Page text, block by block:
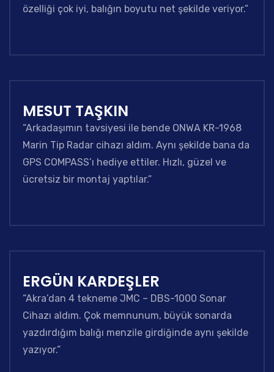
özelliği çok iyi, balığın boyutu net şekilde veriyor.”
MESUT TAŞKIN
“Arkadaşımın tavsiyesi ile bende ONWA KR-1968
Marin Tip Radar cihazı aldım. Aynı şekilde bana da
GPS COMPASS’ı hediye ettiler. Hızlı, güzel ve
ücretsiz bir montaj yaptılar.”
ERGÜN KARDEŞLER
“Akra’dan 4 tekneme JMC – DBS-1000 Sonar
Cihazı aldım. Çok memnunum, büyük sonarda
yazdırdığım balığı menzile girdiğinde aynı şekilde
yazıyor.”